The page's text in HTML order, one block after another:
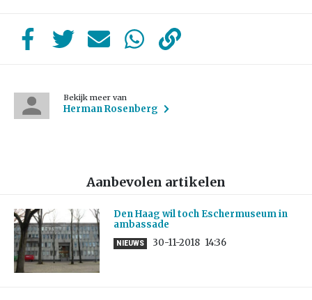
Bekijk meer van
Herman Rosenberg
Aanbevolen artikelen
Den Haag wil toch Eschermuseum in
ambassade
NIEUWS 30-11-2018 14:36